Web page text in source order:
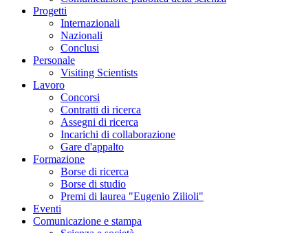
Progetti
Internazionali
Nazionali
Conclusi
Personale
Visiting Scientists
Lavoro
Concorsi
Contratti di ricerca
Assegni di ricerca
Incarichi di collaborazione
Gare d'appalto
Formazione
Borse di ricerca
Borse di studio
Premi di laurea "Eugenio Zilioli"
Eventi
Comunicazione e stampa